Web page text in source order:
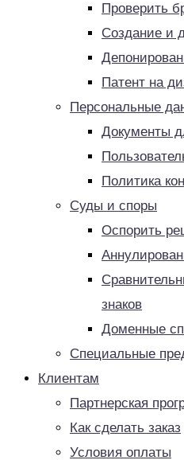
Проверить
Создание и
Патент на
Персональные
Документы
Политика
Суды и споры
Оспорить
знаков
Доменные
Специальные
Клиентам
Партнерская
Как сделать заказ
Условия оплаты